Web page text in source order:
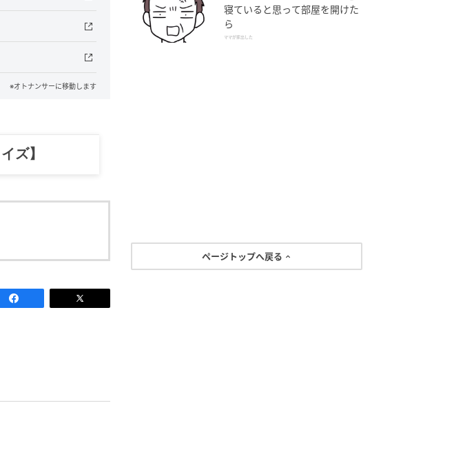
※オトナンサーに移動します
寝ていると思って部屋を開けた
ら
ママが家出した
ページトップへ戻る